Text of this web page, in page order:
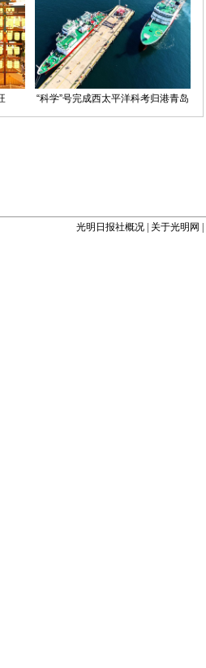
光明日报社概况 关于光明网